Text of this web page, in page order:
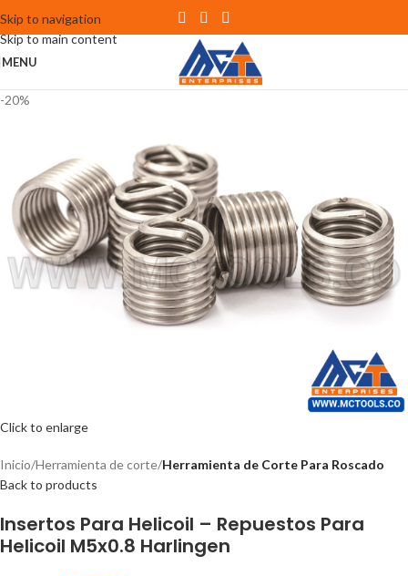
Skip to navigation
Skip to main content
MENU
-20%
Click to enlarge
Inicio Herramienta de corte Herramienta de Corte Para Roscado
Back to products
Insertos Para Helicoil – Repuestos Para
Helicoil M5x0.8 Harlingen